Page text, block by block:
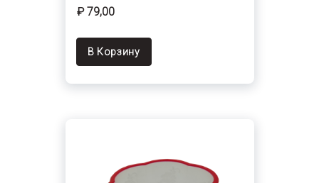
₽ 79,00
В Корзину